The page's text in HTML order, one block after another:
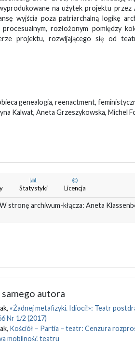
na użytek projektu przez
wyjścia poza patriarchalną logikę
rozłożonym pomiędzy
projektu, rozwijającego się od
genealogia, reenactment,
Kalwat, Aneta Grzeszykowska, Michel
Statystyki Licencja
stronę archiwum-kłącza: Aneta
autora
«Żadnej metafizyki. Idioci!»: Teatr
Nr 1/2 (2017)
Kościół – Partia – teatr: Cenzura
mobilność teatru